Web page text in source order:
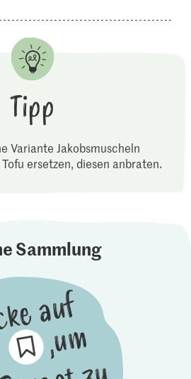
Tipp
Variante Jakobsmuscheln
ersetzen, diesen anbraten.
Sammlung